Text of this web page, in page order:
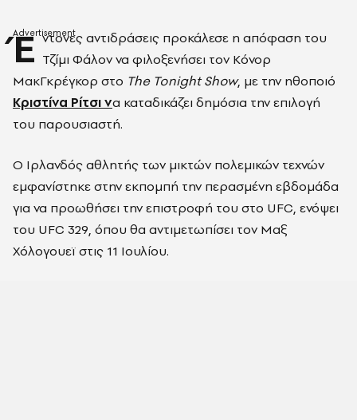
Έ ντονες αντιδράσεις προκάλεσε η απόφαση του
Τζίμι Φάλον να φιλοξενήσει τον Κόνορ
ΜακΓκρέγκορ στο The Tonight Show, με την ηθοποιό
Κριστίνα Ρίτσι να καταδικάζει δημόσια την επιλογή
του παρουσιαστή.
Ο Ιρλανδός αθλητής των μικτών πολεμικών τεχνών
εμφανίστηκε στην εκπομπή την περασμένη εβδομάδα
για να προωθήσει την επιστροφή του στο UFC, ενόψει
του UFC 329, όπου θα αντιμετωπίσει τον Μαξ
Χόλογουεϊ στις 11 Ιουλίου.